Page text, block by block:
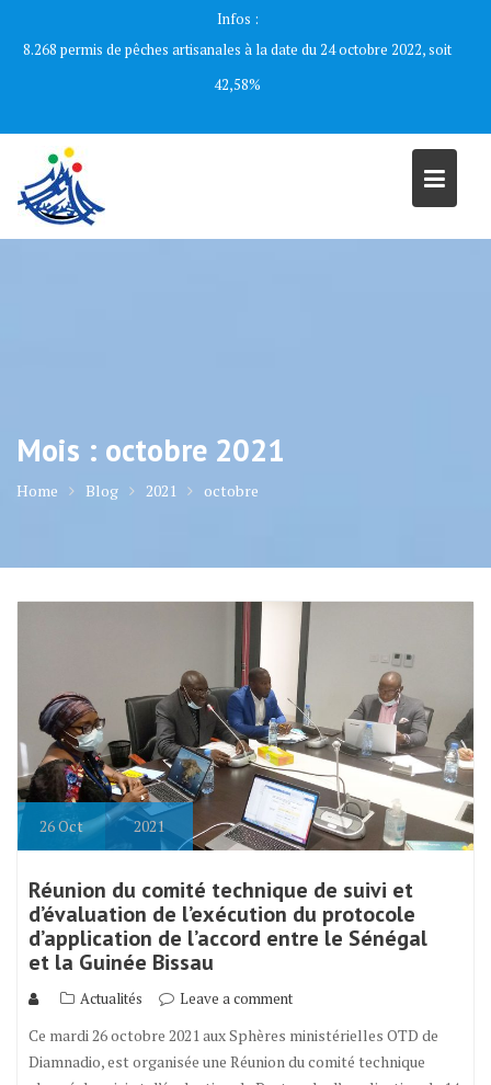
Infos :
8.268 permis de pêches artisanales à la date du 24 octobre 2022, soit
42,58%
Mois : octobre 2021
Home Blog 2021 octobre
26Oct 2021
Réunion du comité technique de suivi et
d’évaluation de l’exécution du protocole
d’application de l’accord entre le Sénégal
et la Guinée Bissau
Actualités Leave a comment
Ce mardi 26 octobre 2021 aux Sphères ministérielles OTD de
Diamnadio, est organisée une Réunion du comité technique